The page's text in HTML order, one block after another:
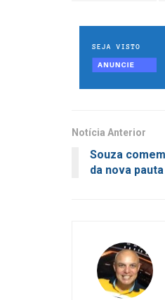
Notícia Anterior
Souza
da nova